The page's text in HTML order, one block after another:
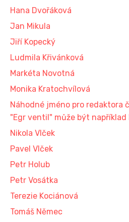
Hana Dvořáková
Jan Mikula
Jiří Kopecký
Ludmila Křivánková
Markéta Novotná
Monika Kratochvílová
Náhodné jméno pro redaktora
"Egr ventil" může být například
Nikola Vlček
Pavel Vlček
Petr Holub
Petr Vosátka
Terezie Kociánová
Tomáš Němec